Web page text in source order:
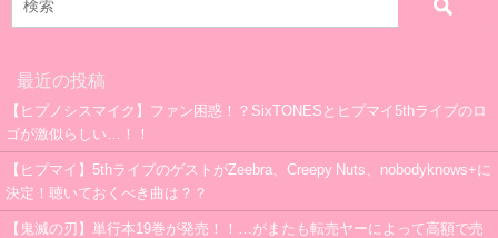
最近の投稿
【ヒプノシスマイク】ファン困惑！？SixTONESとヒプマイ5thライブのロ
ゴが激似らしい…！！
【ヒプマイ】5thライブのゲストがZeebra、Creepy Nuts、nobodyknows+に
決定！聴いておくべき曲は？？
【鬼滅の刃】単行本19巻が発売！！…がまたも転売ヤーによって高額で売